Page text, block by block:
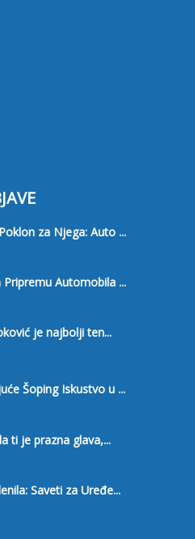
za Njega: Auto ...
Pripremu Automobila ...
je najbolji ten...
Šoping Iskustvo u ...
ti je prazna glava,...
Saveti za Uređe...